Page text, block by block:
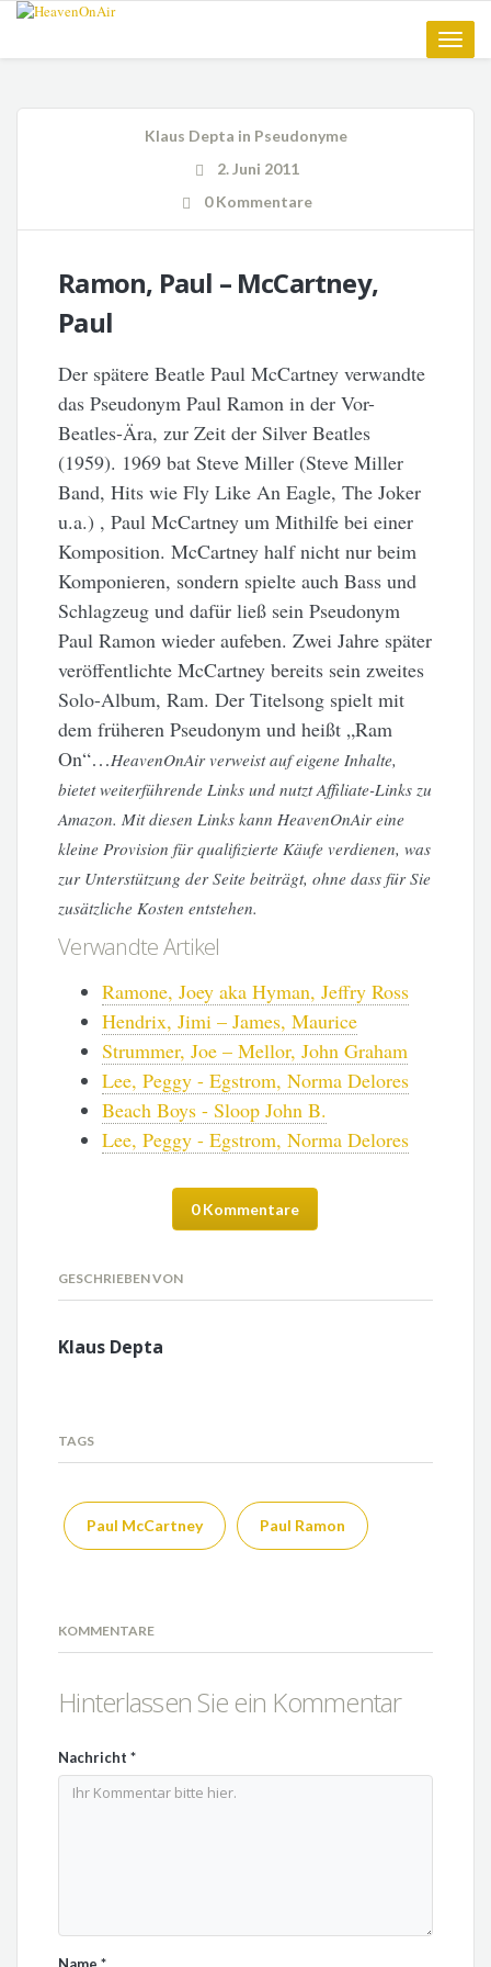
Toggle
Klaus Depta in Pseudonyme
2. Juni 2011
0 Kommentare
Ramon, Paul – McCartney,
Paul
Der spätere Beatle Paul McCartney verwandte
das Pseudonym Paul Ramon in der Vor-
Beatles-Ära, zur Zeit der Silver Beatles
(1959). 1969 bat Steve Miller (Steve Miller
Band, Hits wie Fly Like An Eagle, The Joker
u.a.) , Paul McCartney um Mithilfe bei einer
Komposition. McCartney half nicht nur beim
Komponieren, sondern spielte auch Bass und
Schlagzeug und dafür ließ sein Pseudonym
Paul Ramon wieder aufeben. Zwei Jahre später
veröffentlichte McCartney bereits sein zweites
Solo-Album, Ram. Der Titelsong spielt mit
dem früheren Pseudonym und heißt „Ram
On“…HeavenOnAir verweist auf eigene Inhalte,
bietet weiterführende Links und nutzt Affiliate-Links zu
Amazon. Mit diesen Links kann HeavenOnAir eine
kleine Provision für qualifizierte Käufe verdienen, was
zur Unterstützung der Seite beiträgt, ohne dass für Sie
zusätzliche Kosten entstehen.
Verwandte Artikel
Ramone, Joey aka Hyman, Jeffry Ross
Hendrix, Jimi – James, Maurice
Strummer, Joe – Mellor, John Graham
Lee, Peggy - Egstrom, Norma Delores
Beach Boys - Sloop John B.
Lee, Peggy - Egstrom, Norma Delores
0 Kommentare
GESCHRIEBEN VON
Klaus Depta
TAGS
Paul McCartney Paul Ramon
KOMMENTARE
Hinterlassen Sie ein Kommentar
Nachricht*
Name*